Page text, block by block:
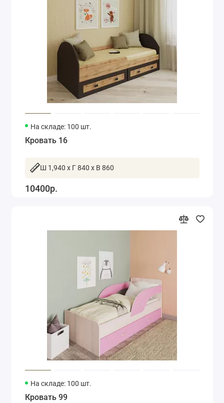
На складе: 100 шт.
Кровать 16
Ш 1,940 x Г 840 x В 860
10400р.
На складе: 100 шт.
Кровать 99